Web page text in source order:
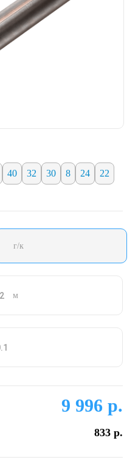
40 32 30 8 24 22
г/к
м
9 996 р.
833 р.